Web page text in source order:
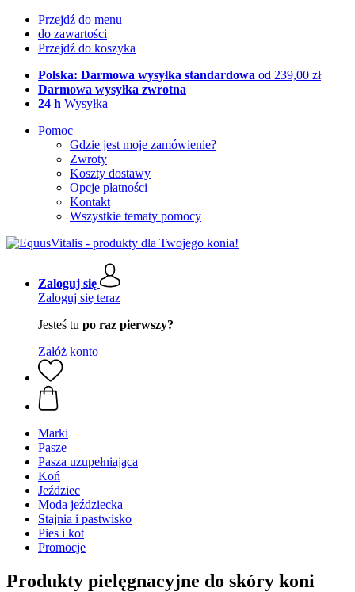
Przejdź do menu
do zawartości
Przejdź do koszyka
Polska: Darmowa wysyłka standardowa od 239,00 zł
Darmowa wysyłka zwrotna
24 h Wysyłka
Pomoc
Gdzie jest moje zamówienie?
Zwroty
Koszty dostawy
Opcje płatności
Kontakt
Wszystkie tematy pomocy
Zaloguj się
Zaloguj się teraz
Jesteś tu po raz pierwszy?
Załóż konto
Marki
Pasze
Pasza uzupełniająca
Koń
Jeździec
Moda jeździecka
Stajnia i pastwisko
Pies i kot
Promocje
Produkty pielęgnacyjne do skóry koni